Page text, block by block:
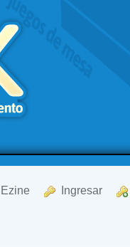
Ezine Ingresar